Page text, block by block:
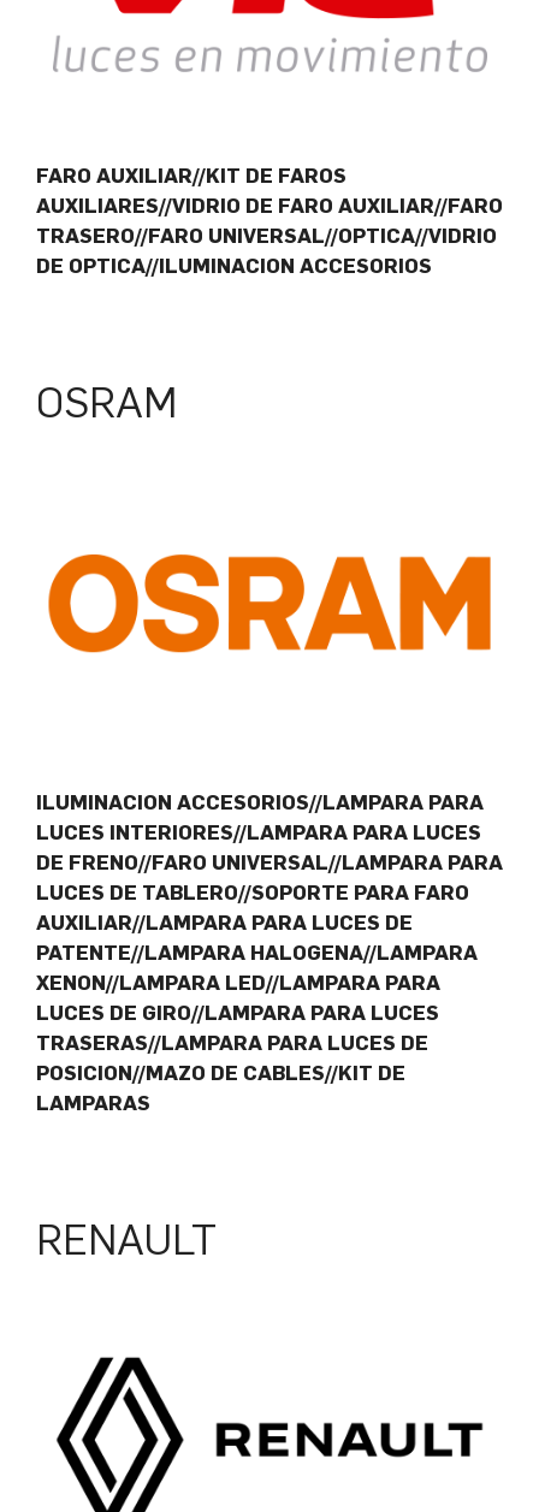
FARO AUXILIAR//KIT DE FAROS
AUXILIARES//VIDRIO DE FARO AUXILIAR//FARO
TRASERO//FARO UNIVERSAL//OPTICA//VIDRIO
DE OPTICA//ILUMINACION ACCESORIOS
OSRAM
ILUMINACION ACCESORIOS//LAMPARA PARA
LUCES INTERIORES//LAMPARA PARA LUCES
DE FRENO//FARO UNIVERSAL//LAMPARA PARA
LUCES DE TABLERO//SOPORTE PARA FARO
AUXILIAR//LAMPARA PARA LUCES DE
PATENTE//LAMPARA HALOGENA//LAMPARA
XENON//LAMPARA LED//LAMPARA PARA
LUCES DE GIRO//LAMPARA PARA LUCES
TRASERAS//LAMPARA PARA LUCES DE
POSICION//MAZO DE CABLES//KIT DE
LAMPARAS
RENAULT